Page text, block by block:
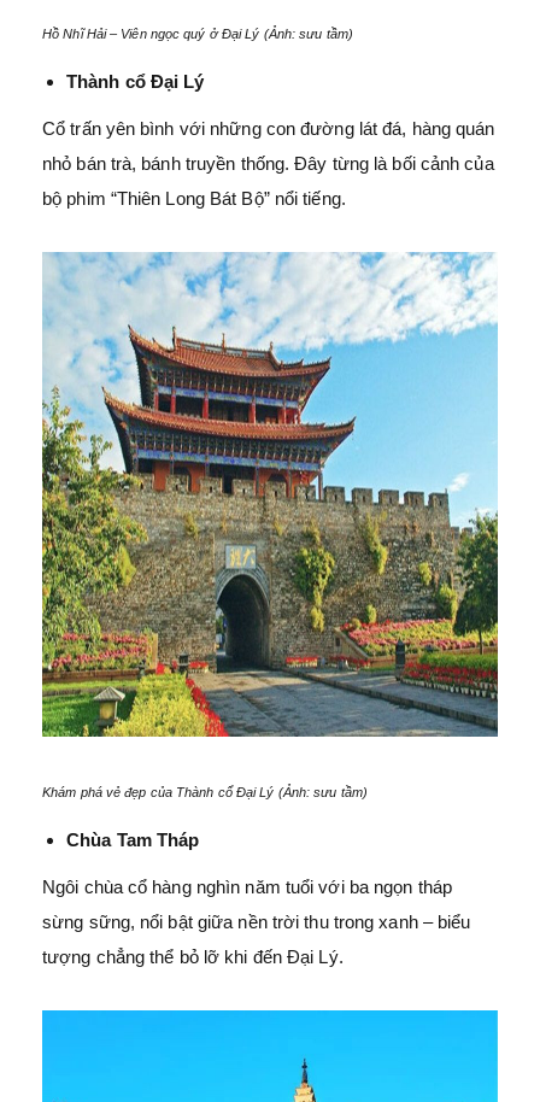
Hồ Nhĩ Hải – Viên ngọc quý ở Đại Lý (Ảnh: sưu tầm)
Thành cổ Đại Lý
Cổ trấn yên bình với những con đường lát đá, hàng quán
nhỏ bán trà, bánh truyền thống. Đây từng là bối cảnh của
bộ phim “Thiên Long Bát Bộ” nổi tiếng.
Khám phá vẻ đẹp của Thành cổ Đại Lý (Ảnh: sưu tầm)
Chùa Tam Tháp
Ngôi chùa cổ hàng nghìn năm tuổi với ba ngọn tháp
sừng sững, nổi bật giữa nền trời thu trong xanh – biểu
tượng chẳng thể bỏ lỡ khi đến Đại Lý.